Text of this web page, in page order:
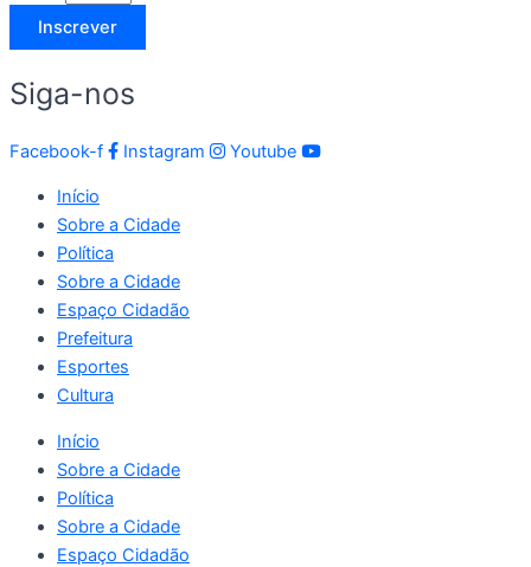
Inscrever
Siga-nos
Facebook-f Instagram Youtube
Início
Sobre a Cidade
Política
Sobre a Cidade
Espaço Cidadão
Prefeitura
Esportes
Cultura
Início
Sobre a Cidade
Política
Sobre a Cidade
Espaço Cidadão